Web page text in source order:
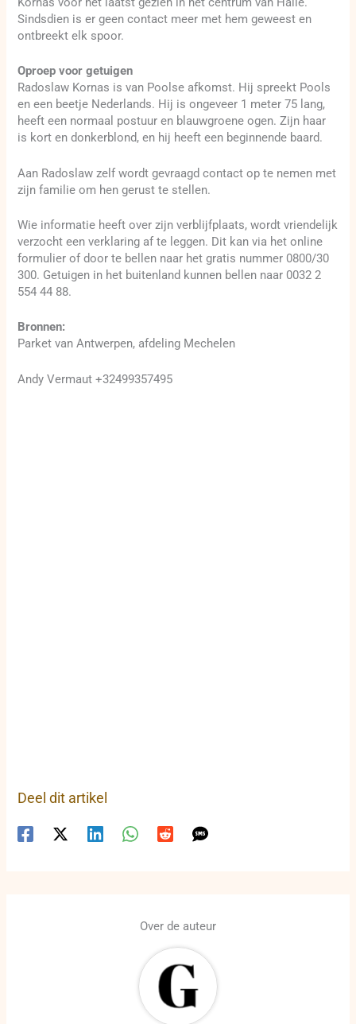
Sindsdien is er geen contact meer met hem geweest en
ontbreekt elk spoor.
Oproep voor getuigen
Radoslaw Kornas is van Poolse afkomst. Hij spreekt Pools
en een beetje Nederlands. Hij is ongeveer 1 meter 75 lang,
heeft een normaal postuur en blauwgroene ogen. Zijn haar
is kort en donkerblond, en hij heeft een beginnende baard.
Aan Radoslaw zelf wordt gevraagd contact op te nemen met
zijn familie om hen gerust te stellen.
Wie informatie heeft over zijn verblijfplaats, wordt vriendelijk
verzocht een verklaring af te leggen. Dit kan via het online
formulier of door te bellen naar het gratis nummer 0800/30
300. Getuigen in het buitenland kunnen bellen naar 0032 2
554 44 88.
Bronnen:
Parket van Antwerpen, afdeling Mechelen
Andy Vermaut +32499357495
Deel dit artikel
Over de auteur